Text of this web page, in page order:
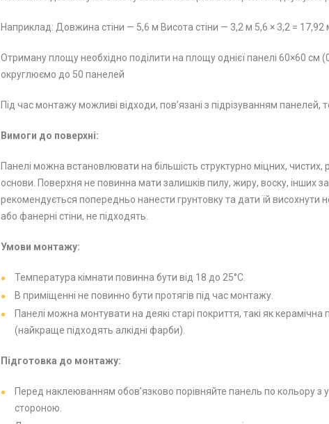
Наприклад: Довжина стіни — 5,6 м Висота стіни — 3,2 м 5,6 × 3,2 = 17,92
Отриману площу необхідно поділити на площу однієї панелі 60×60 см
округлюємо до 50 панелей
Під час монтажу можливі відходи, пов’язані з підрізуванням
Вимоги до поверхні:
Панелі можна встановлювати на більшість структурно міцних, чистих,
основи. Поверхня не повинна мати залишків пилу, жиру, воску, інших
рекомендується попередньо нанести грунтовку та дати їй висохнути
або фанерні стіни, не підходять.
Умови монтажу:
Температура кімнати повинна бути від 18 до 25°С.
В приміщенні не повинно бути протягів під час монтажу.
Панелі можна монтувати на деякі старі покриття, такі як
(найкраще підходять алкідні фарби).
Підготовка до монтажу:
Перед наклеюванням обов’язково порівняйте панель по кольору з
стороною.